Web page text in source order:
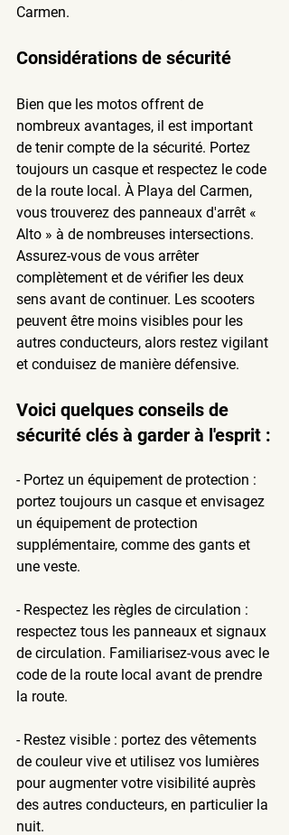
Carmen.
Considérations de sécurité
Bien que les motos offrent de
nombreux avantages, il est important
de tenir compte de la sécurité. Portez
toujours un casque et respectez le code
de la route local. À Playa del Carmen,
vous trouverez des panneaux d'arrêt «
Alto » à de nombreuses intersections.
Assurez-vous de vous arrêter
complètement et de vérifier les deux
sens avant de continuer. Les scooters
peuvent être moins visibles pour les
autres conducteurs, alors restez vigilant
et conduisez de manière défensive.
Voici quelques conseils de
sécurité clés à garder à l'esprit :
- Portez un équipement de protection :
portez toujours un casque et envisagez
un équipement de protection
supplémentaire, comme des gants et
une veste.
- Respectez les règles de circulation :
respectez tous les panneaux et signaux
de circulation. Familiarisez-vous avec le
code de la route local avant de prendre
la route.
- Restez visible : portez des vêtements
de couleur vive et utilisez vos lumières
pour augmenter votre visibilité auprès
des autres conducteurs, en particulier la
nuit.